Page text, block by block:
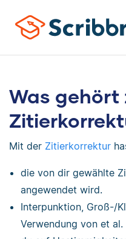
Was gehört
Mit der Zitierkorrektur
die von dir gewählte
angewendet wird.
Interpunktion, Groß-/
Verwendung von et